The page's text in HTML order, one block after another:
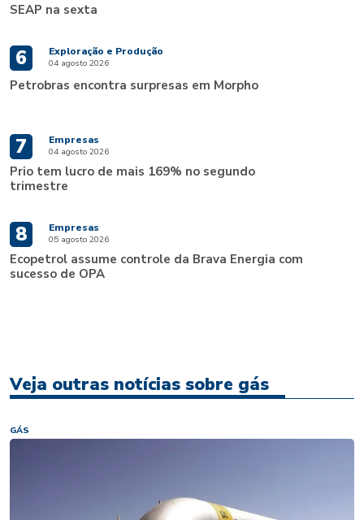
SEAP na sexta
6 Exploração e Produção
04 agosto 2026
Petrobras encontra surpresas em Morpho
7 Empresas
04 agosto 2026
Prio tem lucro de mais 169% no segundo
trimestre
8 Empresas
05 agosto 2026
Ecopetrol assume controle da Brava Energia com
sucesso de OPA
Veja outras notícias sobre gás
GÁS